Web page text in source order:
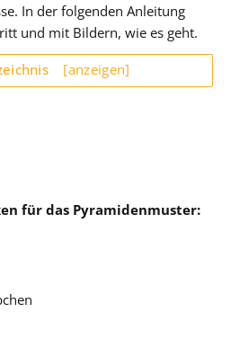
In der folgenden Anleitung
und mit Bildern, wie es geht.
[anzeigen]
für das Pyramidenmuster: